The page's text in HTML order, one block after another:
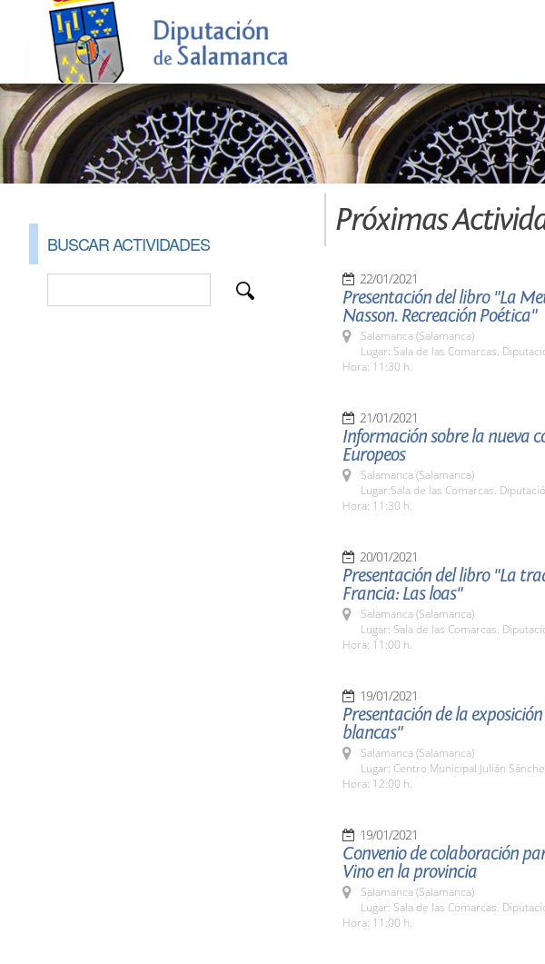
BUSCAR ACTIVIDADES
Próximas
22/01/2021
Presentación del libro "La
Nasson. Recreación Poética"
Salamanca (Salamanca)
Lugar: Sala de las Comarcas.
Hora: 11:30 h.
21/01/2021
Información sobre la nueva
Europeos
Salamanca (Salamanca)
Lugar:Sala de las Comarcas.
Hora: 11:30 h.
20/01/2021
Presentación del libro "La
Francia: Las loas"
Salamanca (Salamanca)
Lugar: Sala de las Comarcas.
Hora: 11:00 h.
19/01/2021
Presentación de la
blancas"
Salamanca (Salamanca)
Lugar: Centro Municipal Julián
Hora: 12:00 h.
19/01/2021
Convenio de colaboración
Vino en la provincia
Salamanca (Salamanca)
Lugar: Sala de las Comarcas.
Hora: 11:00 h.